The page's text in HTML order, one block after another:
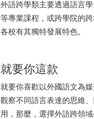
外語跨學類主要透過語言
等專業課程，或跨學院的
各校有其獨特發展特色。
就要你這款
就要你喜歡以外國語文為
觀察不同語言表達的思維
用，那麼，選擇外語跨領